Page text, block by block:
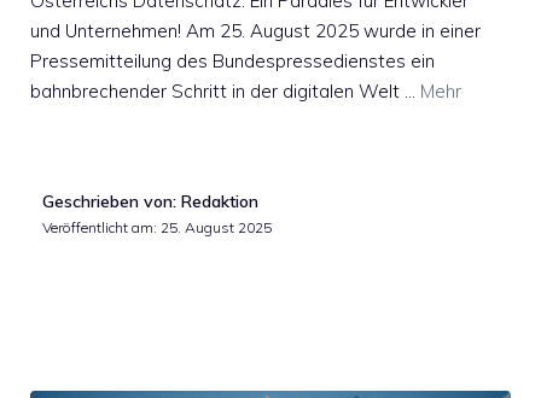
und Unternehmen! Am 25. August 2025 wurde in einer
Pressemitteilung des Bundespressedienstes ein
bahnbrechender Schritt in der digitalen Welt … Mehr
Geschrieben von: Redaktion
Veröffentlicht am: 25. August 2025